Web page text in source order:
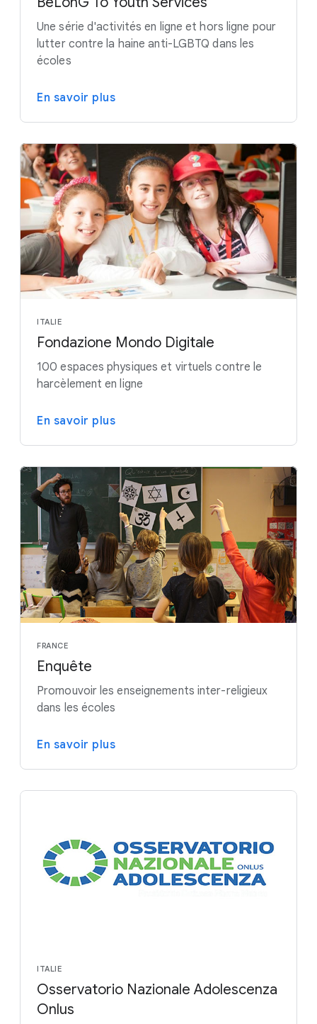
Une série d'activités en ligne et hors ligne pour
lutter contre la haine anti-LGBTQ dans les
écoles
En savoir plus
ITALIE
Fondazione Mondo Digitale
100 espaces physiques et virtuels contre le
harcèlement en ligne
En savoir plus
FRANCE
Enquête
Promouvoir les enseignements inter-religieux
dans les écoles
En savoir plus
ITALIE
Osservatorio Nazionale Adolescenza
Onlus